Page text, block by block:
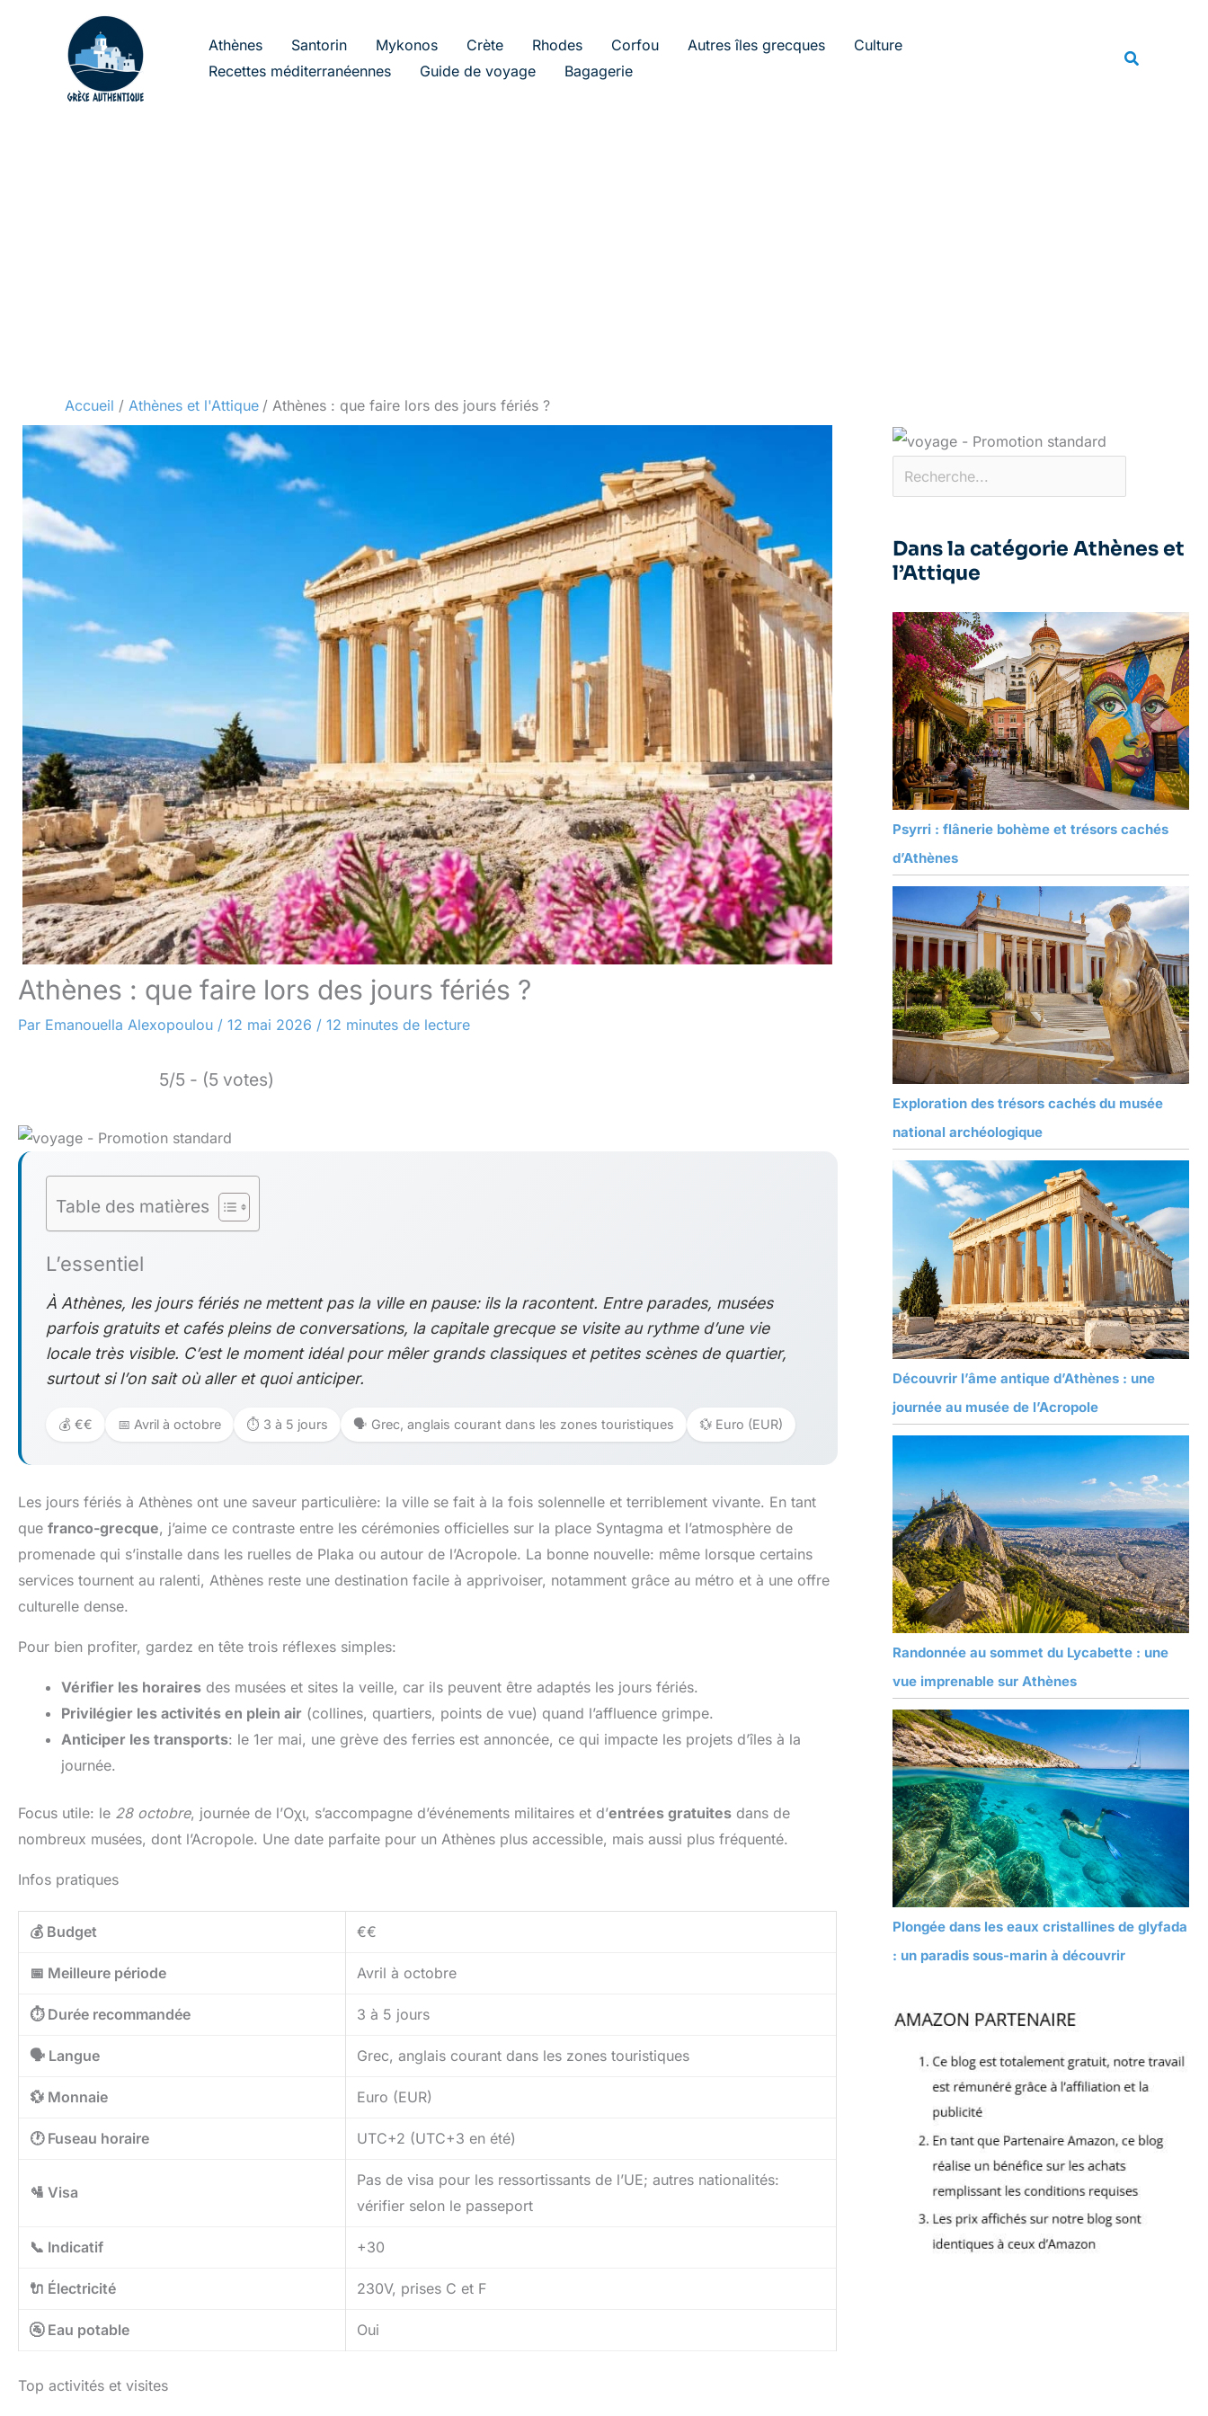
Athènes Santorin Mykonos Crète Rhodes Corfou Autres îles grecques
Culture
Recettes méditerranéennes
Guide de voyage Bagagerie
Accueil Athènes et l'Attique Athènes : que faire lors des jours fériés ?
Athènes : que faire lors des jours fériés ?
Par Emanouella Alexopoulou / 12 mai 2026 / 12 minutes de lecture
5/5 - (5 votes)
Table des matières
L’essentiel
À Athènes, les jours fériés ne mettent pas la ville en pause: ils la racontent. Entre parades, musées
parfois gratuits et cafés pleins de conversations, la capitale grecque se visite au rythme d’une vie
locale très visible. C’est le moment idéal pour mêler grands classiques et petites scènes de quartier,
surtout si l’on sait où aller et quoi anticiper.
💰 €€ 📅 Avril à octobre ⏱️ 3 à 5 jours 🗣️ Grec, anglais courant dans les zones touristiques 💱 Euro (EUR)
Les jours fériés à Athènes ont une saveur particulière: la ville se fait à la fois solennelle et terriblement vivante. En tant
que franco-grecque, j’aime ce contraste entre les cérémonies officielles sur la place Syntagma et l’atmosphère de
promenade qui s’installe dans les ruelles de Plaka ou autour de l’Acropole. La bonne nouvelle: même lorsque certains
services tournent au ralenti, Athènes reste une destination facile à apprivoiser, notamment grâce au métro et à une offre
culturelle dense.
Pour bien profiter, gardez en tête trois réflexes simples:
Vérifier les horaires des musées et sites la veille, car ils peuvent être adaptés les jours fériés.
Privilégier les activités en plein air (collines, quartiers, points de vue) quand l’affluence grimpe.
Anticiper les transports: le 1er mai, une grève des ferries est annoncée, ce qui impacte les projets d’îles à la
journée.
Focus utile: le 28 octobre, journée de l’Οχι, s’accompagne d’événements militaires et d’entrées gratuites dans de
nombreux musées, dont l’Acropole. Une date parfaite pour un Athènes plus accessible, mais aussi plus fréquenté.
Infos pratiques
💰 Budget €€
📅 Meilleure période Avril à octobre
⏱️ Durée recommandée 3 à 5 jours
🗣️ Langue Grec, anglais courant dans les zones touristiques
💱 Monnaie Euro (EUR)
🕐 Fuseau horaire UTC+2 (UTC+3 en été)
🛂 Visa
Pas de visa pour les ressortissants de l’UE; autres nationalités:
vérifier selon le passeport
📞 Indicatif +30
🔌 Électricité 230V, prises C et F
🚰 Eau potable Oui
Top activités et visites
Dans la catégorie Athènes et
l’Attique
Psyrri : flânerie bohème et trésors cachés
d’Athènes
Exploration des trésors cachés du musée
national archéologique
Découvrir l’âme antique d’Athènes : une
journée au musée de l’Acropole
Randonnée au sommet du Lycabette : une
vue imprenable sur Athènes
Plongée dans les eaux cristallines de glyfada
: un paradis sous-marin à découvrir